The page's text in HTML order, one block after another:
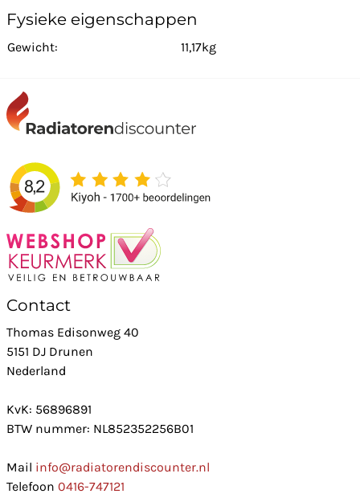
Fysieke eigenschappen
Gewicht: 11,17kg
Contact
Thomas Edisonweg 40
5151 DJ Drunen
Nederland
KvK: 56896891
BTW nummer: NL852352256B01
Mail info@radiatorendiscounter.nl
Telefoon 0416-747121